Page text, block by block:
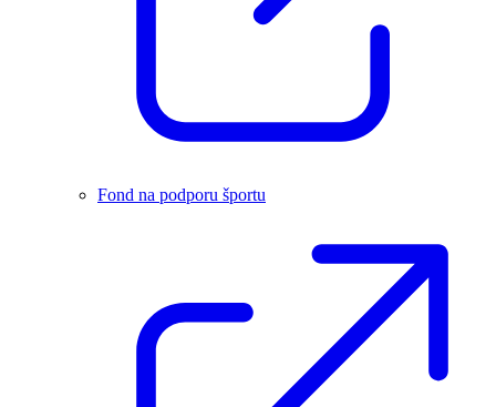
Fond na podporu športu